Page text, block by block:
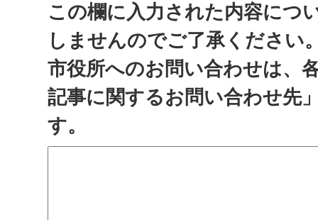
この欄に入力された内容につ
しませんのでご了承ください
市役所へのお問い合わせは、
記事に関するお問い合わせ先
す。